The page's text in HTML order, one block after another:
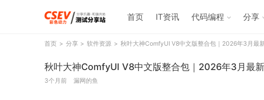
首页 IT资讯 代码编程 分享
首页 分享 软件资源 秋叶大神ComfyUI V8中文版整合包｜2026年3月最
秋叶大神ComfyUI V8中文版整合包｜2026年3月最
3个月前 漏网的鱼